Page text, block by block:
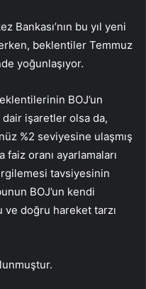
Bankası’nın bu yıl yeni
beklentiler Temmuz
yoğunlaşıyor.
BOJ’un
işaretler olsa da,
%2 seviyesine ulaşmış
faiz oranı ayarlamaları
tavsiyesinin
BOJ’un kendi
ve doğru hareket tarzı